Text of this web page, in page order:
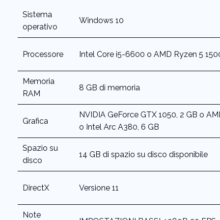
Sistema
operativo
Windows 10
Processore Intel Core i5-6600 o AMD Ryzen 5
Memoria
RAM
8 GB di memoria
Grafica
NVIDIA GeForce GTX 1050, 2 GB o
o Intel Arc A380, 6 GB
Spazio su
disco
14 GB di spazio su disco disponibile
DirectX Versione 11
Note